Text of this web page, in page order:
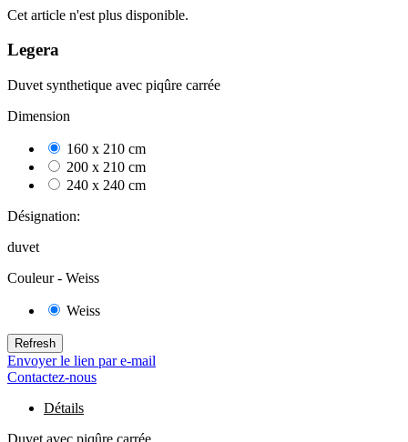
Cet article n'est plus disponible.
Legera
Duvet synthetique avec piqûre carrée
Dimension
160 x 210 cm
200 x 210 cm
240 x 240 cm
Désignation:
duvet
Couleur - Weiss
Weiss
Envoyer le lien par e-mail
Contactez-nous
Détails
Duvet avec piqûre carrée